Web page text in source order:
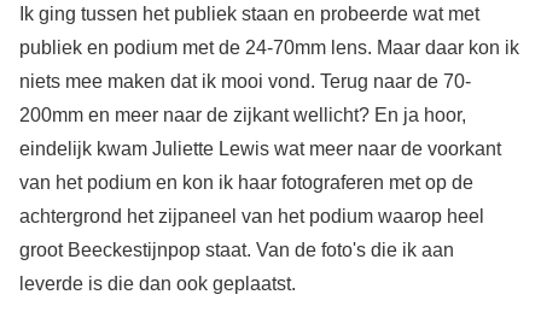
Ik ging tussen het publiek staan en probeerde wat met
publiek en podium met de 24-70mm lens. Maar daar kon ik
niets mee maken dat ik mooi vond. Terug naar de 70-
200mm en meer naar de zijkant wellicht? En ja hoor,
eindelijk kwam Juliette Lewis wat meer naar de voorkant
van het podium en kon ik haar fotograferen met op de
achtergrond het zijpaneel van het podium waarop heel
groot Beeckestijnpop staat. Van de foto's die ik aan
leverde is die dan ook geplaatst.